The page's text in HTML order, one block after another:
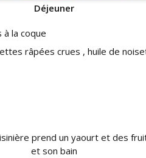
Déjeuner
la coque
râpées crues , huile de
prend un yaourt et des
et son bain